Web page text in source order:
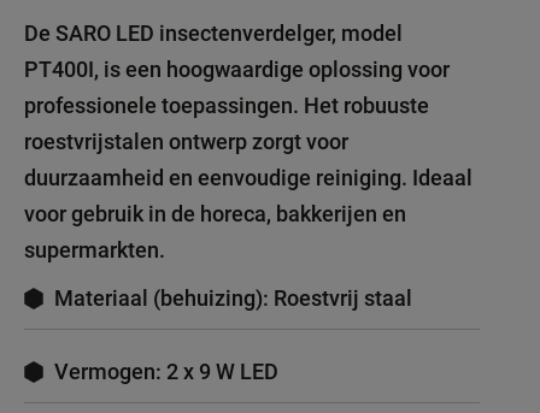
De SARO LED insectenverdelger, model
PT400I, is een hoogwaardige oplossing voor
professionele toepassingen. Het robuuste
roestvrijstalen ontwerp zorgt voor
duurzaamheid en eenvoudige reiniging. Ideaal
voor gebruik in de horeca, bakkerijen en
supermarkten.
Materiaal (behuizing): Roestvrij staal
Vermogen: 2 x 9 W LED